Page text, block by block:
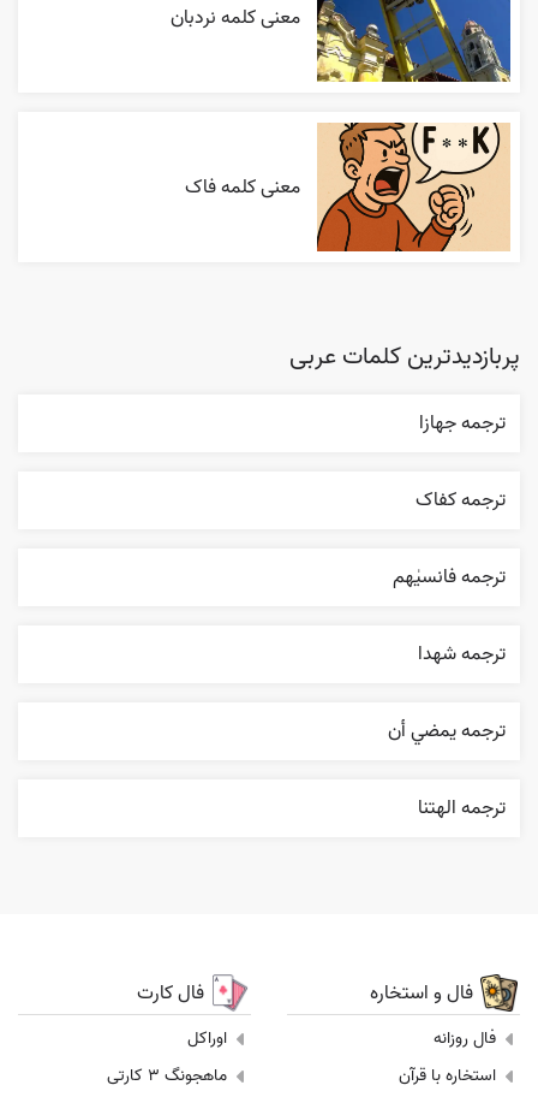
معنی کلمه نردبان
معنی کلمه فاک
پربازدیدترین کلمات عربی
ترجمه جهازا
ترجمه کفاک
ترجمه فانسیٰهم
ترجمه شهدا
ترجمه يمضي أن
ترجمه الهتنا
فال و استخاره
فال روزانه
استخاره با قرآن
فال کارت
اوراکل
ماهجونگ 3 کارتی